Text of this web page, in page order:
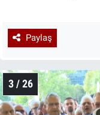
Paylaş
3 / 26